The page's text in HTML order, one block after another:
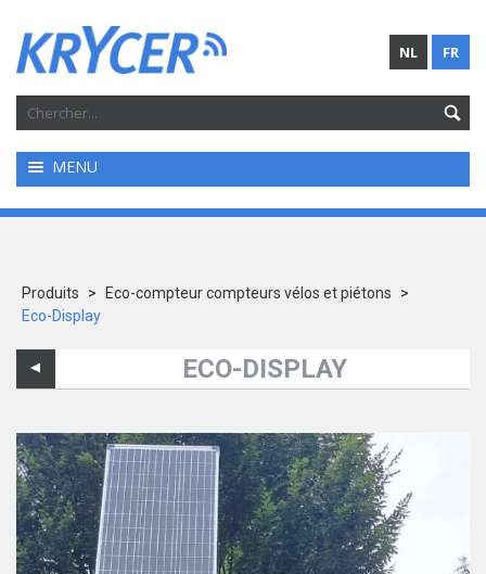
FR
NL
MENU
Produits > Eco-compteur compteurs vélos et piétons
>
Eco-Display
ECO-DISPLAY